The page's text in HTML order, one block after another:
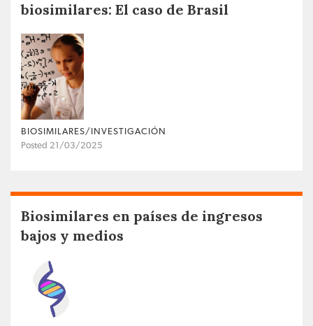
biosimilares: El caso de Brasil
BIOSIMILARES/INVESTIGACIÓN
Posted 21/03/2025
Biosimilares en países de ingresos
bajos y medios